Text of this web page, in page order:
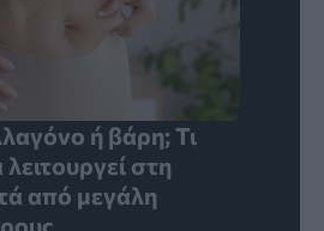
ή βάρη; Τι
στη
από μεγάλη